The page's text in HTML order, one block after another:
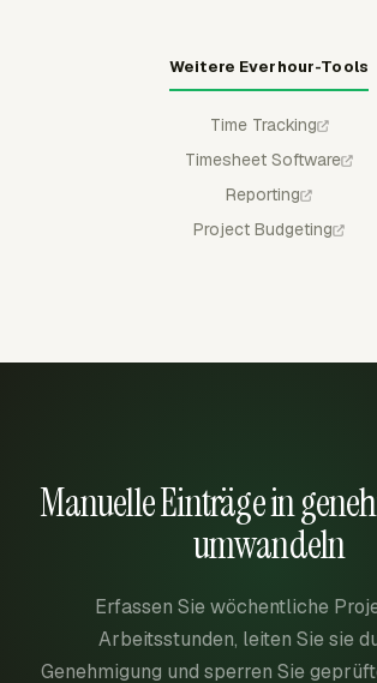
Weitere Everhour-Tools
Time Tracking
Timesheet Software
Reporting
Project Budgeting
Manuelle Einträge in
umwandeln
Erfassen Sie wöchentliche
Arbeitsstunden, leiten Sie sie
Genehmigung und sperren Sie